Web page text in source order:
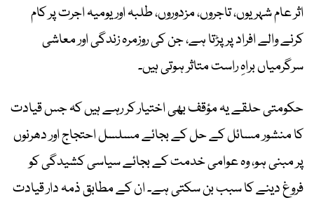
اثر عام شہریوں، تاجروں، مزدوروں، طلبہ اور یومیہ اجرت پر کام
کرنے والے افراد پر پڑتا ہے، جن کی روزمرہ زندگی اور معاشی
سرگرمیاں براہِ راست متاثر ہوتی ہیں۔
حکومتی حلقے یہ مؤقف بھی اختیار کر رہے ہیں کہ جس قیادت
کا منشور مسائل کے حل کے بجائے مسلسل احتجاج اور دھرنوں
پر مبنی ہو، وہ عوامی خدمت کے بجائے سیاسی کشیدگی کو
فروغ دینے کا سبب بن سکتی ہے۔ ان کے مطابق ذمہ دار قیادت